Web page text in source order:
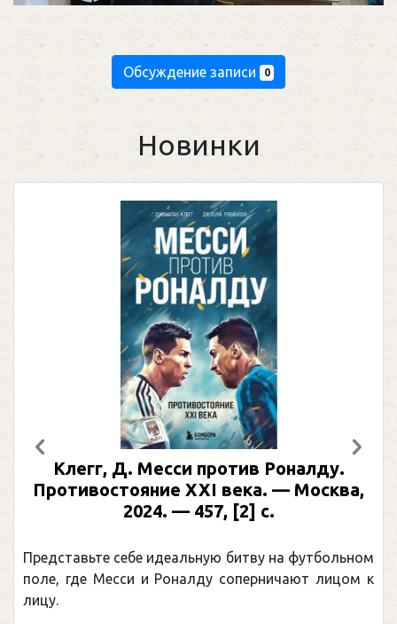
Обсуждение записи 0
Новинки
Клегг, Д. Месси против Роналду.
Противостояние XXI века. — Москва,
2024. — 457, [2] с.
Представьте себе идеальную битву на футбольном
поле, где Месси и Роналду соперничают лицом к
лицу.
Предыдущий